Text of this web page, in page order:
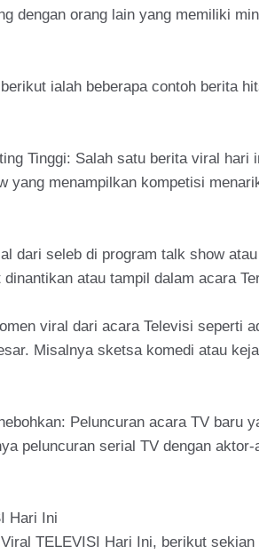
dengan orang lain yang memiliki
ialah beberapa contoh berita
Tinggi: Salah satu berita viral
yang menampilkan kompetisi
dari seleb di program talk show
atau tampil dalam acara
viral dari acara Televisi seperti
Misalnya sketsa komedi atau
Peluncuran acara TV baru
peluncuran serial TV dengan
Hari Ini
TELEVISI Hari Ini, berikut